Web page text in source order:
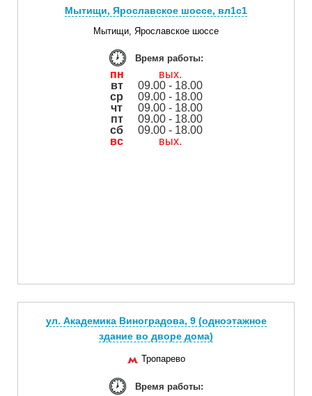
Мытищи, Ярославское шоссе, вл1с1
Мытищи, Ярославское шоссе
Время работы:
пн
вых.
вт
09.00 - 18.00
ср
09.00 - 18.00
чт
09.00 - 18.00
пт
09.00 - 18.00
сб
09.00 - 18.00
вс
вых.
ул. Академика Виноградова, 9 (одноэтажное
здание во дворе дома)
Тропарево
Время работы: